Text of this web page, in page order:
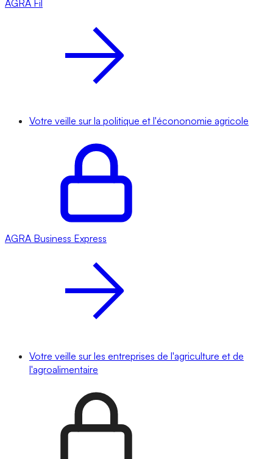
AGRA Fil
Votre veille sur la politique et l'écononomie agricole
AGRA Business Express
Votre veille sur les entreprises de l'agriculture et de
l'agroalimentaire